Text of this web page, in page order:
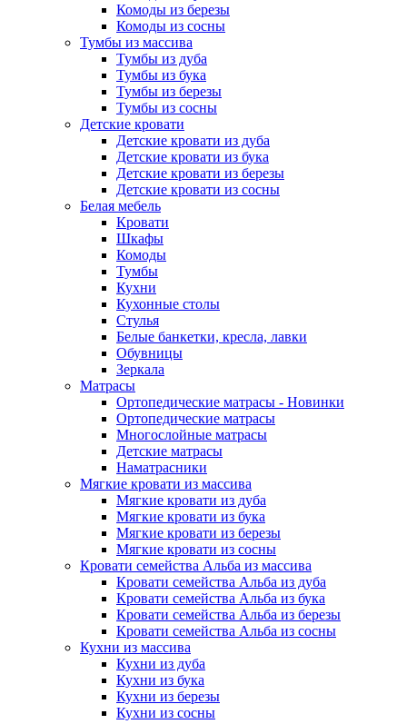
Комоды из березы
Комоды из сосны
Тумбы из массива
Тумбы из дуба
Тумбы из бука
Тумбы из березы
Тумбы из сосны
Детские кровати
Детские кровати из дуба
Детские кровати из бука
Детские кровати из березы
Детские кровати из сосны
Белая мебель
Кровати
Шкафы
Комоды
Тумбы
Кухни
Кухонные столы
Стулья
Белые банкетки, кресла, лавки
Обувницы
Зеркала
Матрасы
Ортопедические матрасы - Новинки
Ортопедические матрасы
Многослойные матрасы
Детские матрасы
Наматрасники
Мягкие кровати из массива
Мягкие кровати из дуба
Мягкие кровати из бука
Мягкие кровати из березы
Мягкие кровати из сосны
Кровати семейства Альба из массива
Кровати семейства Альба из дуба
Кровати семейства Альба из бука
Кровати семейства Альба из березы
Кровати семейства Альба из сосны
Кухни из массива
Кухни из дуба
Кухни из бука
Кухни из березы
Кухни из сосны